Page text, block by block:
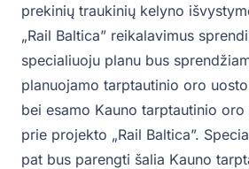
prekinių traukinių kelyno
„Rail Baltica” reikalavimus
specialiuoju planu bus
planuojamo tarptautinio oro
bei esamo Kauno tarptautinio
prie projekto „Rail Baltica”.
pat bus parengti šalia Kauno